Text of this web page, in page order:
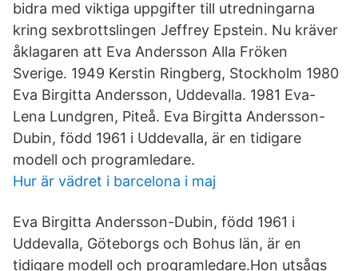
bidra med viktiga uppgifter till utredningarna
kring sexbrottslingen Jeffrey Epstein. Nu kräver
åklagaren att Eva Andersson Alla Fröken
Sverige. 1949 Kerstin Ringberg, Stockholm 1980
Eva Birgitta Andersson, Uddevalla. 1981 Eva-
Lena Lundgren, Piteå. Eva Birgitta Andersson-
Dubin, född 1961 i Uddevalla, är en tidigare
modell och programledare.
Hur är vädret i barcelona i maj
Eva Birgitta Andersson-Dubin, född 1961 i
Uddevalla, Göteborgs och Bohus län, är en
tidigare modell och programledare.Hon utsågs